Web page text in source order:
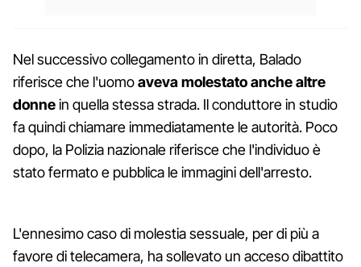
Nel successivo collegamento in diretta, Balado
riferisce che l'uomoaveva molestato anche altre
donnein quella stessa strada. Il conduttore in studio
fa quindi chiamare immediatamente le autorità. Poco
dopo, la Polizia nazionale riferisce che l'individuo è
stato fermato e pubblica le immagini dell'arresto.
L'ennesimo caso di molestia sessuale, per di più a
favore di telecamera, ha sollevato un acceso dibattito